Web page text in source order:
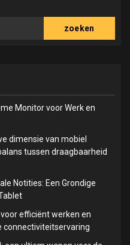
zoeken
Monitor voor Werk en
dimensie van mobiel
tussen draagbaarheid
Notities: Een Grondige
efficiënt werken en
connectiviteitservaring